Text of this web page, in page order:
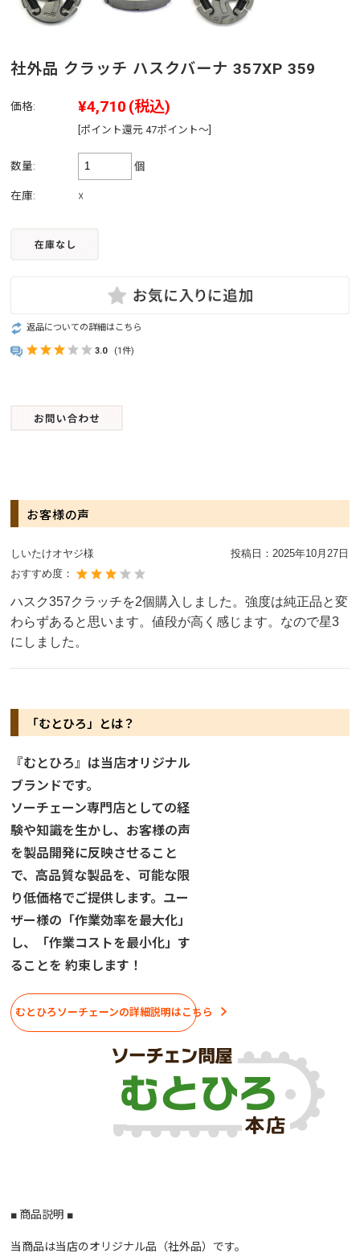
社外品 クラッチ ハスクバーナ 357XP 359
価格: ¥4,710 (税込)
[ポイント還元 47ポイント～]
数量: 個
在庫: ☓
返品についての詳細はこちら
3.0 (1件)
お客様の声
しいたけオヤジ様 投稿日：2025年10月27日
おすすめ度：
ハスク357クラッチを2個購入しました。強度は純正品と変
わらずあると思います。値段が高く感じます。なので星3
にしました。
「むとひろ」とは？
『むとひろ』は当店オリジナル
ブランドです。
ソーチェーン専門店としての経
験や知識を生かし、お客様の声
を製品開発に反映させること
で、高品質な製品を、可能な限
り低価格でご提供します。ユー
ザー様の「作業効率を最大化」
し、「作業コストを最小化」す
ることを 約束します！
むとひろソーチェーンの詳細説明はこちら
■ 商品説明 ■
当商品は当店のオリジナル品（社外品）です。